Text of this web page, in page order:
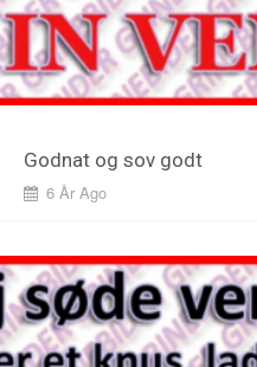
Godnat og sov godt
6 År Ago